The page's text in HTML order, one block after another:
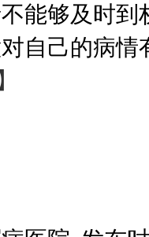
能够及时
自己的病